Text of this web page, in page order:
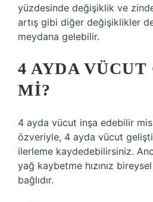
yüzdesinde değişiklik ve
artış gibi diğer değişiklikler
meydana gelebilir.
4 AYDA
MI?
4 ayda vücut inşa edebilir
özveriyle, 4 ayda vücut
ilerleme kaydedebilirsiniz.
yağ kaybetme hızınız
bağlıdır.